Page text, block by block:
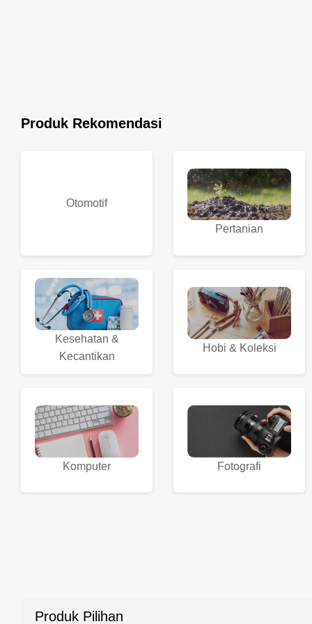
Produk Rekomendasi
Otomotif
Pertanian
Kesehatan &
Kecantikan
Hobi & Koleksi
Komputer Fotografi
Produk Pilihan